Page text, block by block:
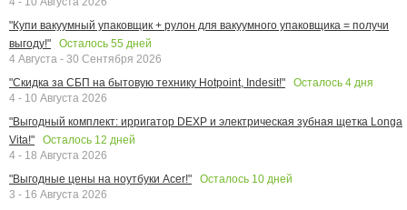
"Купи вакуумный упаковщик + рулон для вакуумного упаковщика = получи
выгоду!"
Осталось 55 дней
4 Августа - 30 Сентября 2026
"Скидка за СБП на бытовую технику Hotpoint, Indesit!"
Осталось 4 дня
4 - 10 Августа 2026
"Выгодный комплект: ирригатор DEXP и электрическая зубная щетка Longa
Vita!"
Осталось 12 дней
4 - 18 Августа 2026
"Выгодные цены на ноутбуки Acer!"
Осталось 10 дней
3 - 16 Августа 2026